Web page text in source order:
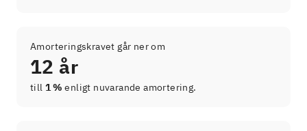
Amorteringskravet går ner om
12 år
till 1 % enligt nuvarande amortering.